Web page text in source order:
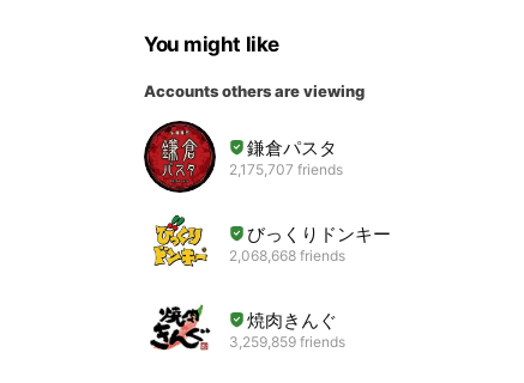
You might like
Accounts others are viewing
鎌倉パスタ
2,175,707 friends
びっくりドンキー
2,068,668 friends
焼肉きんぐ
3,259,859 friends